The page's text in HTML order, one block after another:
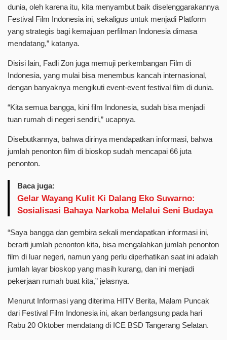
dunia, oleh karena itu, kita menyambut baik diselenggarakannya
Festival Film Indonesia ini, sekaligus untuk menjadi Platform
yang strategis bagi kemajuan perfilman Indonesia dimasa
mendatang,” katanya.
Disisi lain, Fadli Zon juga memuji perkembangan Film di
Indonesia, yang mulai bisa menembus kancah internasional,
dengan banyaknya mengikuti event-event festival film di dunia.
“Kita semua bangga, kini film Indonesia, sudah bisa menjadi
tuan rumah di negeri sendiri,” ucapnya.
Disebutkannya, bahwa dirinya mendapatkan informasi, bahwa
jumlah penonton film di bioskop sudah mencapai 66 juta
penonton.
Baca juga:
Gelar Wayang Kulit Ki Dalang Eko Suwarno:
Sosialisasi Bahaya Narkoba Melalui Seni Budaya
“Saya bangga dan gembira sekali mendapatkan informasi ini,
berarti jumlah penonton kita, bisa mengalahkan jumlah penonton
film di luar negeri, namun yang perlu diperhatikan saat ini adalah
jumlah layar bioskop yang masih kurang, dan ini menjadi
pekerjaan rumah buat kita,” jelasnya.
Menurut Informasi yang diterima HITV Berita, Malam Puncak
dari Festival Film Indonesia ini, akan berlangsung pada hari
Rabu 20 Oktober mendatang di ICE BSD Tangerang Selatan.